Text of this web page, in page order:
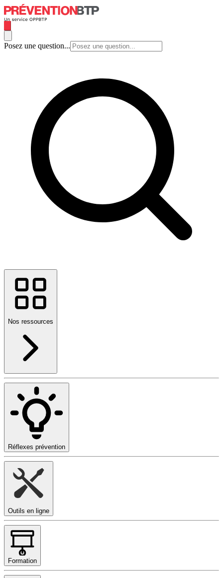
Posez une question...
Nos ressources
Réflexes prévention
Outils en ligne
Formation